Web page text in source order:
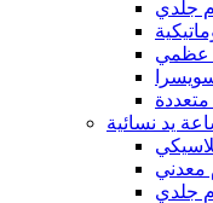
جلدي
عظمي
يد نسائية
معدني
جلدي